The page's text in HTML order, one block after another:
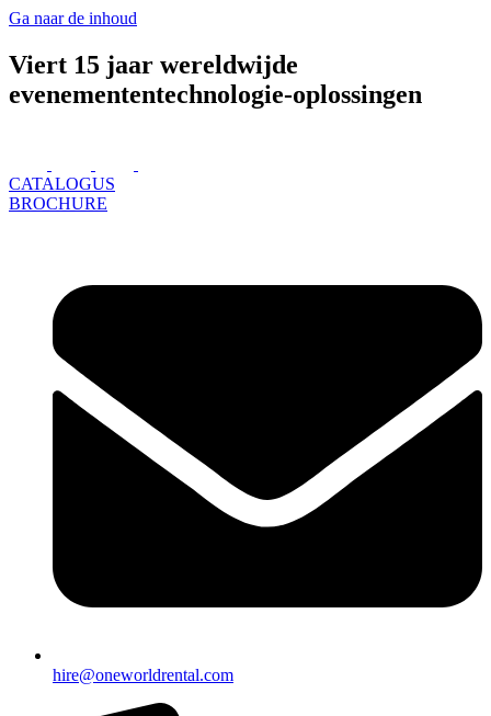
Ga naar de inhoud
Viert 15 jaar wereldwijde
evenemententechnologie-oplossingen
CATALOGUS
BROCHURE
hire@oneworldrental.com